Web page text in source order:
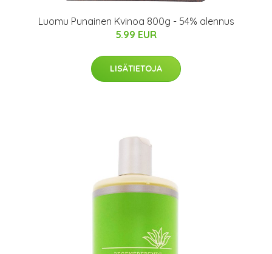
Luomu Punainen Kvinoa 800g - 54% alennus
5.99 EUR
LISÄTIETOJA